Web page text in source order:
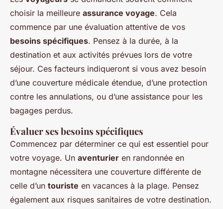
choisir la meilleure assurance voyage. Cela
commence par une évaluation attentive de vos
besoins spécifiques. Pensez à la durée, à la
destination et aux activités prévues lors de votre
séjour. Ces facteurs indiqueront si vous avez besoin
d’une couverture médicale étendue, d’une protection
contre les annulations, ou d’une assistance pour les
bagages perdus.
Évaluer ses besoins spécifiques
Commencez par déterminer ce qui est essentiel pour
votre voyage. Un aventurier en randonnée en
montagne nécessitera une couverture différente de
celle d’un touriste en vacances à la plage. Pensez
également aux risques sanitaires de votre destination.